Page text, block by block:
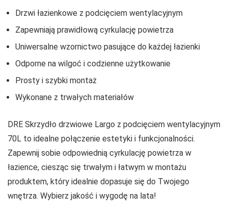
Drzwi łazienkowe z podcięciem wentylacyjnym
Zapewniają prawidłową cyrkulację powietrza
Uniwersalne wzornictwo pasujące do każdej łazienki
Odporne na wilgoć i codzienne użytkowanie
Prosty i szybki montaż
Wykonane z trwałych materiałów
DRE Skrzydło drzwiowe Largo z podcięciem wentylacyjnym
70L to idealne połączenie estetyki i funkcjonalności.
Zapewnij sobie odpowiednią cyrkulację powietrza w
łazience, ciesząc się trwałym i łatwym w montażu
produktem, który idealnie dopasuje się do Twojego
wnętrza. Wybierz jakość i wygodę na lata!